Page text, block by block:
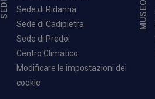
SEDI
Sede di Ridanna
Sede di Cadipietra
Sede di Predoi
Centro Climatico
Modificare le impostazioni dei
cookie
MUSEO